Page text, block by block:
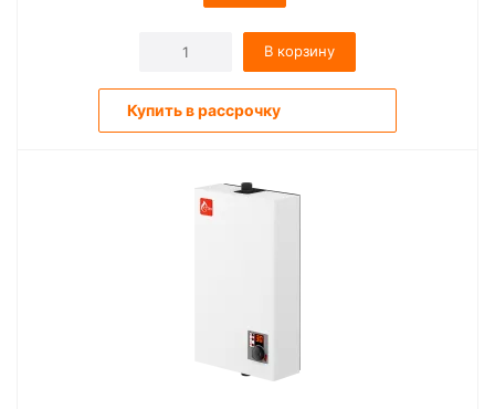
В корзину
Купить в рассрочку